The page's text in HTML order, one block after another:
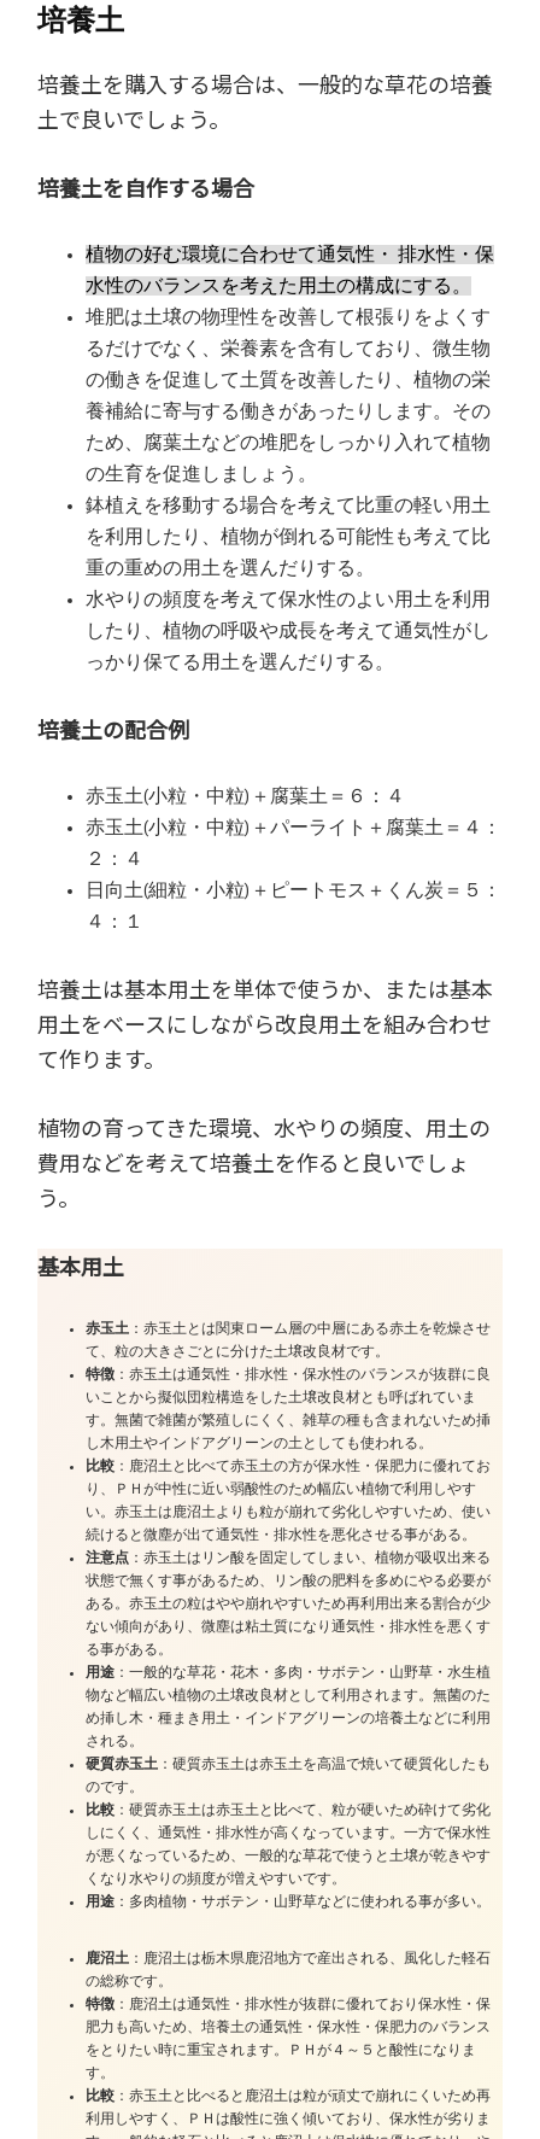
培養土
培養土を購入する場合は、一般的な草花の培養
土で良いでしょう。
培養土を自作する場合
植物の好む環境に合わせて通気性・ 排水性・保
水性のバランスを考えた用土の構成にする。
堆肥は土壌の物理性を改善して根張りをよくす
るだけでなく、栄養素を含有しており、微生物
の働きを促進して土質を改善したり、植物の栄
養補給に寄与する働きがあったりします。その
ため、腐葉土などの堆肥をしっかり入れて植物
の生育を促進しましょう。
鉢植えを移動する場合を考えて比重の軽い用土
を利用したり、植物が倒れる可能性も考えて比
重の重めの用土を選んだりする。
水やりの頻度を考えて保水性のよい用土を利用
したり、植物の呼吸や成長を考えて通気性がし
っかり保てる用土を選んだりする。
培養土の配合例
赤玉土(小粒・中粒)＋腐葉土＝６：４
赤玉土(小粒・中粒)＋パーライト＋腐葉土＝４：
２：４
日向土(細粒・小粒)＋ピートモス＋くん炭＝５：
４：１
培養土は基本用土を単体で使うか、または基本
用土をベースにしながら改良用土を組み合わせ
て作ります。
植物の育ってきた環境、水やりの頻度、用土の
費用などを考えて培養土を作ると良いでしょ
う。
基本用土
赤玉土 ：赤玉土とは関東ローム層の中層にある赤土を乾燥させ
て、粒の大きさごとに分けた土壌改良材です。
特徴 ：赤玉土は通気性・排水性・保水性のバランスが抜群に良
いことから擬似団粒構造をした土壌改良材とも呼ばれていま
す。無菌で雑菌が繁殖しにくく、雑草の種も含まれないため挿
し木用土やインドアグリーンの土としても使われる。
比較 ：鹿沼土と比べて赤玉土の方が保水性・保肥力に優れてお
り、ＰＨが中性に近い弱酸性のため幅広い植物で利用しやす
い。赤玉土は鹿沼土よりも粒が崩れて劣化しやすいため、使い
続けると微塵が出て通気性・排水性を悪化させる事がある。
注意点 ：赤玉土はリン酸を固定してしまい、植物が吸収出来る
状態で無くす事があるため、リン酸の肥料を多めにやる必要が
ある。赤玉土の粒はやや崩れやすいため再利用出来る割合が少
ない傾向があり、微塵は粘土質になり通気性・排水性を悪くす
る事がある。
用途 ：一般的な草花・花木・多肉・サボテン・山野草・水生植
物など幅広い植物の土壌改良材として利用されます。無菌のた
め挿し木・種まき用土・インドアグリーンの培養土などに利用
される。
硬質赤玉土 ：硬質赤玉土は赤玉土を高温で焼いて硬質化したも
のです。
比較 ：硬質赤玉土は赤玉土と比べて、粒が硬いため砕けて劣化
しにくく、通気性・排水性が高くなっています。一方で保水性
が悪くなっているため、一般的な草花で使うと土壌が乾きやす
くなり水やりの頻度が増えやすいです。
用途 ：多肉植物・サボテン・山野草などに使われる事が多い。
鹿沼土 ：鹿沼土は栃木県鹿沼地方で産出される、風化した軽石
の総称です。
特徴 ：鹿沼土は通気性・排水性が抜群に優れており保水性・保
肥力も高いため、培養土の通気性・保水性・保肥力のバランス
をとりたい時に重宝されます。ＰＨが４～５と酸性になりま
す。
比較 ：赤玉土と比べると鹿沼土は粒が頑丈で崩れにくいため再
利用しやすく、ＰＨは酸性に強く傾いており、保水性が劣りま